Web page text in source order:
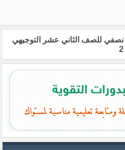
نصفي للصف الثاني عشر التوجيهي